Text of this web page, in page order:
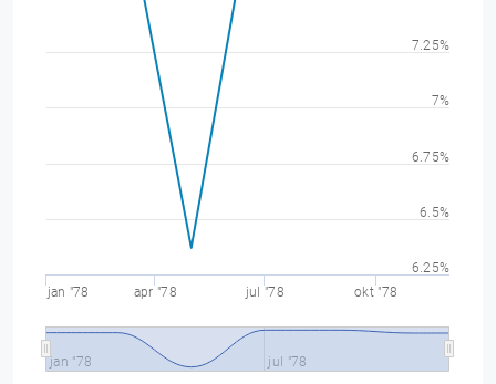
jan "78 apr "78 jul "78 okt "78
jan "78 jul "78
6.25%
6.5%
6.75%
7%
7.25%